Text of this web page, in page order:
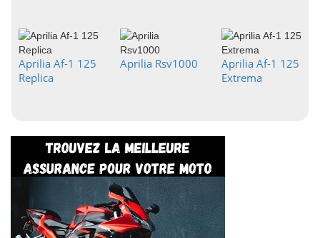
Aprilia Af-1 125
Replica
Aprilia Rsv1000
Aprilia Af-1 125
Extrema